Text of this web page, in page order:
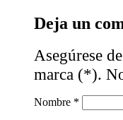
Deja un
Asegúrese
marca (*).
Nombre *